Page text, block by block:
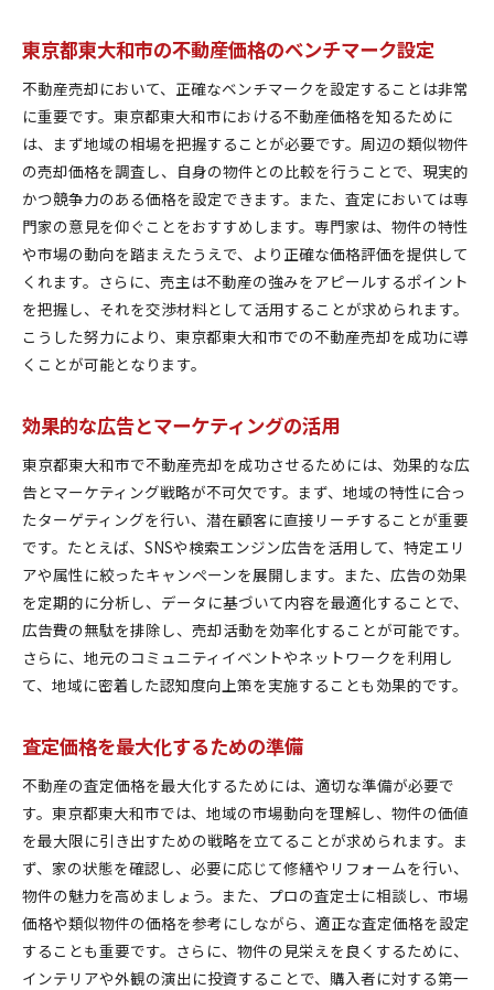
東京都東大和市の不動産価格のベンチマーク設定
不動産売却において、正確なベンチマークを設定することは非常
に重要です。東京都東大和市における不動産価格を知るために
は、まず地域の相場を把握することが必要です。周辺の類似物件
の売却価格を調査し、自身の物件との比較を行うことで、現実的
かつ競争力のある価格を設定できます。また、査定においては専
門家の意見を仰ぐことをおすすめします。専門家は、物件の特性
や市場の動向を踏まえたうえで、より正確な価格評価を提供して
くれます。さらに、売主は不動産の強みをアピールするポイント
を把握し、それを交渉材料として活用することが求められます。
こうした努力により、東京都東大和市での不動産売却を成功に導
くことが可能となります。
効果的な広告とマーケティングの活用
東京都東大和市で不動産売却を成功させるためには、効果的な広
告とマーケティング戦略が不可欠です。まず、地域の特性に合っ
たターゲティングを行い、潜在顧客に直接リーチすることが重要
です。たとえば、SNSや検索エンジン広告を活用して、特定エリ
アや属性に絞ったキャンペーンを展開します。また、広告の効果
を定期的に分析し、データに基づいて内容を最適化することで、
広告費の無駄を排除し、売却活動を効率化することが可能です。
さらに、地元のコミュニティイベントやネットワークを利用し
て、地域に密着した認知度向上策を実施することも効果的です。
査定価格を最大化するための準備
不動産の査定価格を最大化するためには、適切な準備が必要で
す。東京都東大和市では、地域の市場動向を理解し、物件の価値
を最大限に引き出すための戦略を立てることが求められます。ま
ず、家の状態を確認し、必要に応じて修繕やリフォームを行い、
物件の魅力を高めましょう。また、プロの査定士に相談し、市場
価格や類似物件の価格を参考にしながら、適正な査定価格を設定
することも重要です。さらに、物件の見栄えを良くするために、
インテリアや外観の演出に投資することで、購入者に対する第一